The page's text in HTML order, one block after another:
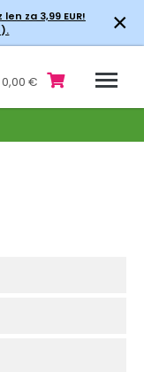
za 3,99 EUR!
×
0,00 €